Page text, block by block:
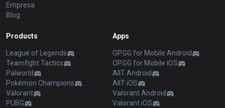
Empresa
Blog
Products
League of Legends
Teamfight Tactics
Palworld
Pokémon Champions
Valorant
PUBG
Apps
OP.GG for Mobile Android
OP.GG for Mobile iOS
AllT Android
AllT iOS
Valorant Android
Valorant iOS